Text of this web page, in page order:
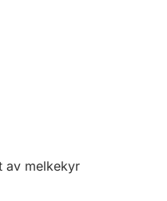
av melkekyr